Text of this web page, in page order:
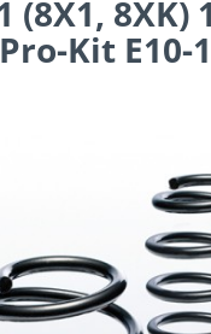
(8X1, 8XK)
Kit E10-